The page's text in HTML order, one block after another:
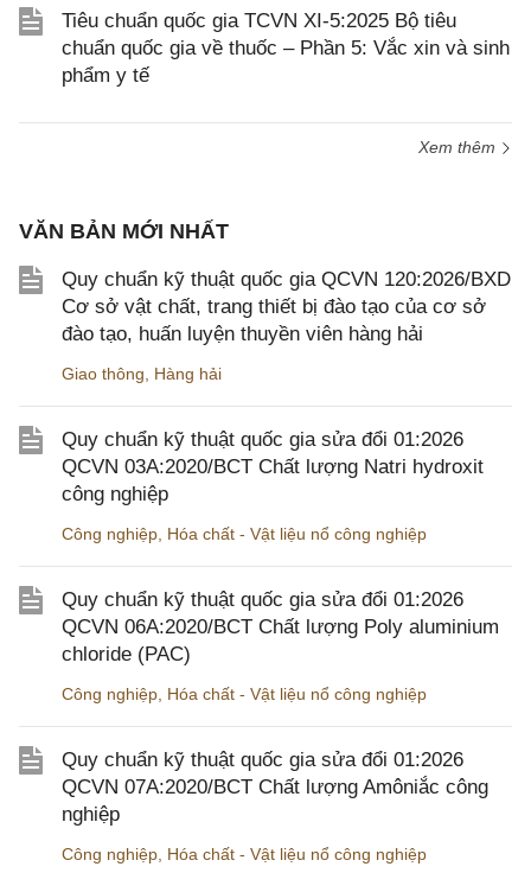
Tiêu chuẩn quốc gia TCVN XI-5:2025 Bộ tiêu
chuẩn quốc gia về thuốc – Phần 5: Vắc xin và sinh
phẩm y tế
Xem thêm
VĂN BẢN MỚI NHẤT
Quy chuẩn kỹ thuật quốc gia QCVN 120:2026/BXD
Cơ sở vật chất, trang thiết bị đào tạo của cơ sở
đào tạo, huấn luyện thuyền viên hàng hải
Giao thông Hàng hải
Quy chuẩn kỹ thuật quốc gia sửa đổi 01:2026
QCVN 03A:2020/BCT Chất lượng Natri hydroxit
công nghiệp
Công nghiệp Hóa chất - Vật liệu nổ công nghiệp
Quy chuẩn kỹ thuật quốc gia sửa đổi 01:2026
QCVN 06A:2020/BCT Chất lượng Poly aluminium
chloride (PAC)
Công nghiệp Hóa chất - Vật liệu nổ công nghiệp
Quy chuẩn kỹ thuật quốc gia sửa đổi 01:2026
QCVN 07A:2020/BCT Chất lượng Amôniắc công
nghiệp
Công nghiệp Hóa chất - Vật liệu nổ công nghiệp